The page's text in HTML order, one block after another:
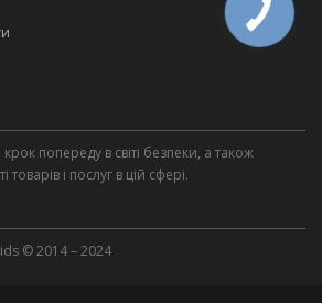
попереду в світі безпеки, а також
товарів і послуг в цій сфері.
© 2014 – 2024